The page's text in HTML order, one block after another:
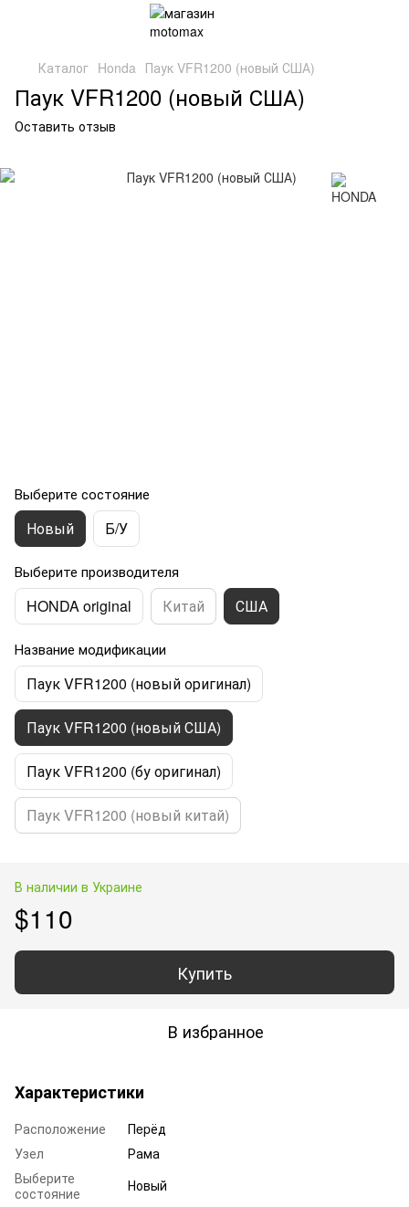
Каталог Honda Паук VFR1200 (новый США)
Паук VFR1200 (новый США)
Оставить отзыв
Выберите состояние
Новый Б/У
Выберите производителя
HONDA original Китай США
Название модификации
Паук VFR1200 (новый оригинал)
Паук VFR1200 (новый США)
Паук VFR1200 (бу оригинал)
Паук VFR1200 (новый китай)
В наличии в Украине
$110
Купить
В избранное
Характеристики
Расположение
Пepёд
Узел
Рама
Выберите
состояние
Новый